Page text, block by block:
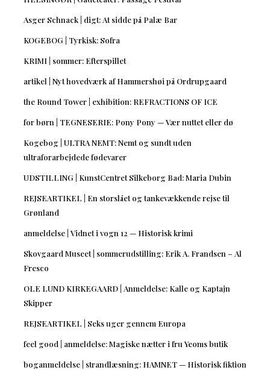
Asger Schnack | digt: At sidde på Palæ Bar
KOGEBOG | Tyrkisk: Sofra
KRIMI | sommer: Efterspillet
artikel | Nyt hovedværk af Hammershøi på Ordrupgaard
the Round Tower | exhibition: REFRACTIONS OF ICE
for børn | TEGNESERIE: Pony Pony — Vær nuttet eller dø
Kogebog | ULTRA NEMT: Nemt og sundt uden
ultraforarbejdede fødevarer
UDSTILLING | KunstCentret Silkeborg Bad: Maria Dubin
REJSEARTIKEL | En storslået og tankevækkende rejse til
Grønland
anmeldelse | Vidnet i vogn 12 — Historisk krimi
Skovgaard Museet | sommerudstilling: Erik A. Frandsen – Al
Fresco
OLE LUND KIRKEGAARD | Anmeldelse: Kalle og Kaptajn
Skipper
REJSEARTIKEL | Seks uger gennem Europa
feel good | anmeldelse: Magiske nætter i fru Yeoms butik
boganmeldelse | strandlæsning: HAMNET — Historisk fiktion